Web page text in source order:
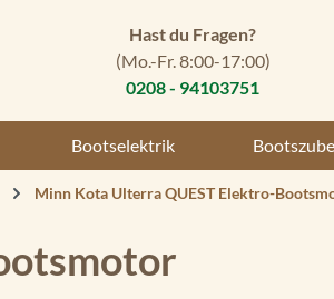
Hast du Fragen?
(Mo.-Fr. 8:00-17:00)
0208 - 94103751
Bootselektrik
Minn Kota Ulterra QUEST Elektro-